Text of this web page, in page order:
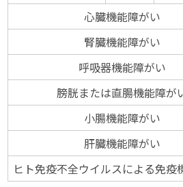
心臓機能障がい
腎臓機能障がい
呼吸器機能障がい
膀胱または直腸機能障が
小腸機能障がい
肝臓機能障がい
ヒト免疫不全ウイルスによる免疫